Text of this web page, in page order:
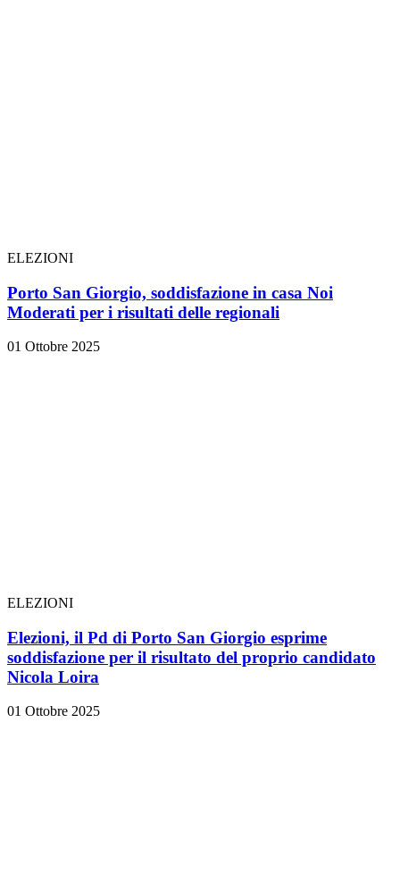
ELEZIONI
Porto San Giorgio, soddisfazione in casa Noi
Moderati per i risultati delle regionali
01 Ottobre 2025
ELEZIONI
Elezioni, il Pd di Porto San Giorgio esprime
soddisfazione per il risultato del proprio candidato
Nicola Loira
01 Ottobre 2025